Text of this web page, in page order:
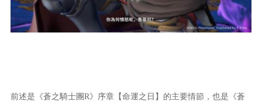
前述是《蒼之騎士團R》序章【命運之日】的主要情節，也是《蒼